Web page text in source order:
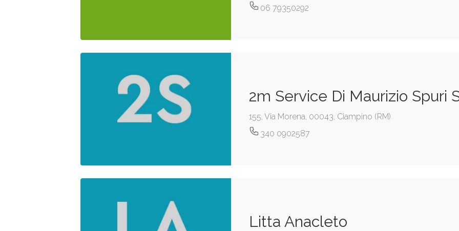
06 79350292
2m Service Di Maurizio Spuri
155, Via Morena, 00043, Ciampino (RM)
340 0902587
Litta Anacleto